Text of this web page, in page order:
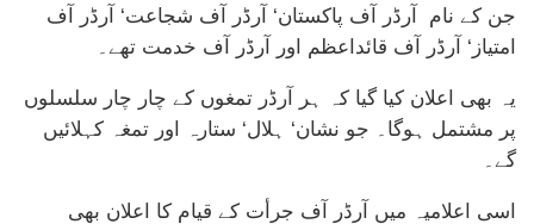
جن کے نام آرڈر آف پاکستان‘ آرڈر آف شجاعت‘ آرڈر آف
امتیاز‘ آرڈر آف قائداعظم اور آرڈر آف خدمت تھے۔
یہ بھی اعلان کیا گیا کہ ہر آرڈر تمغوں کے چار چار سلسلوں
پر مشتمل ہوگا۔ جو نشان‘ ہلال‘ ستارہ اور تمغہ کہلائیں
گے۔
اسی اعلامیہ میں آرڈر آف جرأت کے قیام کا اعلان بھی